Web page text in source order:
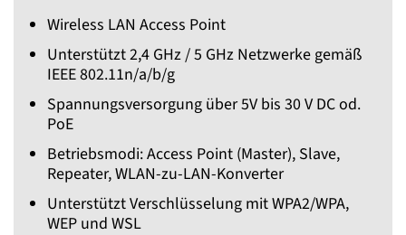
Wireless LAN Access Point
Unterstützt 2,4 GHz / 5 GHz Netzwerke gemäß
IEEE 802.11n/a/b/g
Spannungsversorgung über 5V bis 30 V DC od.
PoE
Betriebsmodi: Access Point (Master), Slave,
Repeater, WLAN-zu-LAN-Konverter
Unterstützt Verschlüsselung mit WPA2/WPA,
WEP und WSL